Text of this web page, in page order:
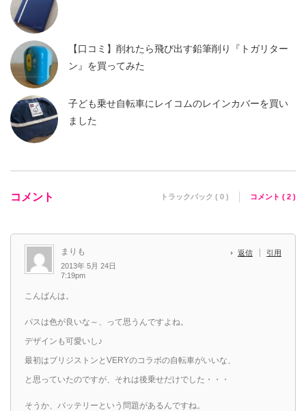
【口コミ】削れたら飛び出す鉛筆削り『トガリター
ン』を買ってみた
子ども乗せ自転車にレイコムのレインカバーを買い
ました
コメント トラックバック ( 0 ) コメント ( 2 )
まりも
2013年 5月 24日
7:19pm
返信 引用
こんばんは。
パスは色が良いな～、って思うんですよね。
デザインも可愛いし♪
最初はブリジストンとVERYのコラボの自転車がいいな、
と思っていたのですが、それは後乗せだけでした・・・
そうか、バッテリーという問題があるんですね。